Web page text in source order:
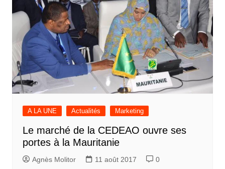
A LA UNE Actualités Marketing
Le marché de la CEDEAO ouvre ses
portes à la Mauritanie
Agnès Molitor 11 août 2017 0